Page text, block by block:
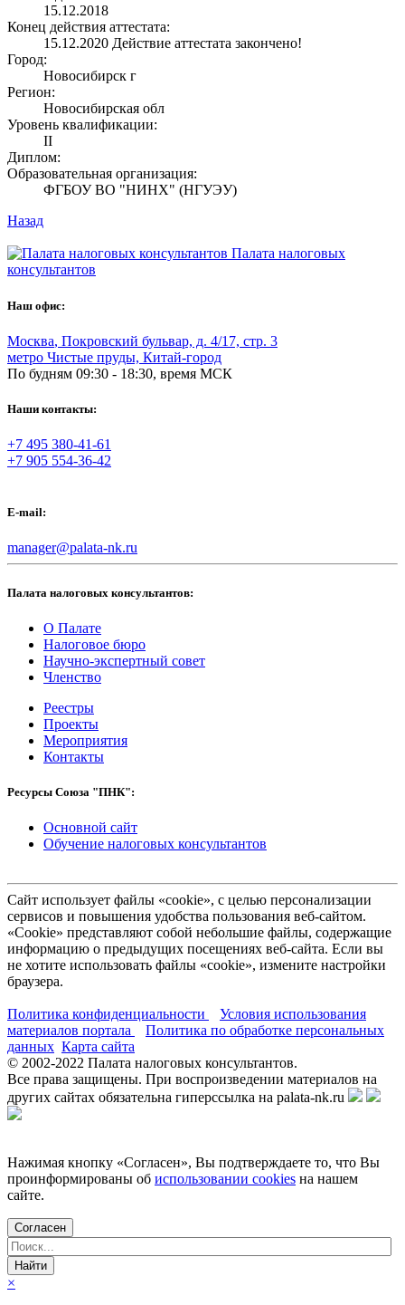
15.12.2018
Конец действия аттестата:
15.12.2020 Действие аттестата закончено!
Город:
Новосибирск г
Регион:
Новосибирская обл
Уровень квалификации:
II
Диплом:
Образовательная организация:
ФГБОУ ВО "НИНХ" (НГУЭУ)
Назад
Палата налоговых
консультантов
Наш офис:
Москва, Покровский бульвар, д. 4/17, стр. 3
метро Чистые пруды, Китай-город
По будням 09:30 - 18:30, время МСК
Наши контакты:
+7 495 380-41-61
+7 905 554-36-42
E-mail:
manager@palata-nk.ru
Палата налоговых консультантов:
О Палате
Налоговое бюро
Научно-экспертный совет
Членство
Реестры
Проекты
Мероприятия
Контакты
Ресурсы Союза "ПНК":
Основной сайт
Обучение налоговых консультантов
Сайт использует файлы «cookie», с целью персонализации
сервисов и повышения удобства пользования веб-сайтом.
«Cookie» представляют собой небольшие файлы, содержащие
информацию о предыдущих посещениях веб-сайта. Если вы
не хотите использовать файлы «cookie», измените настройки
браузера.
Политика конфиденциальности
Условия использования
материалов портала
Политика по обработке персональных
данных Карта сайта
© 2002-2022 Палата налоговых консультантов.
Все права защищены. При воспроизведении материалов на
других сайтах обязательна гиперссылка на palata-nk.ru
Нажимая кнопку «Согласен», Вы подтверждаете то, что Вы
проинформированы об использовании cookies на нашем
сайте.
Согласен
×